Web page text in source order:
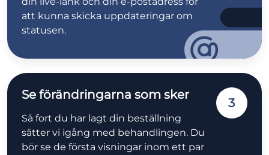
att kunna skicka uppdateringar om
statusen.
Se förändringarna som sker
Så fort du har lagt din beställning
sätter vi igång med behandlingen. Du
bör se de första visningar inom ett par
3